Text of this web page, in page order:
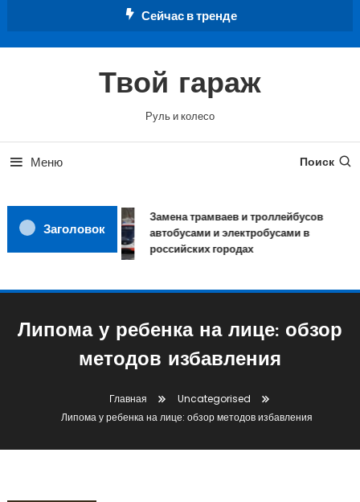
Сейчас в тренде
Твой гараж
Руль и колесо
Меню Поиск
Заголовок
Замена трамваев и троллейбусов
автобусами и электробусами в
российских городах
Липома у ребенка на лице: обзор
методов избавления
Главная
Uncategorised
Липома у ребенка на лице: обзор методов избавления